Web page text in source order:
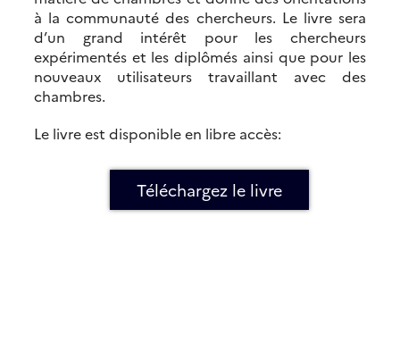
à la communauté des chercheurs. Le livre sera
d’un grand intérêt pour les chercheurs
expérimentés et les diplômés ainsi que pour les
nouveaux utilisateurs travaillant avec des
chambres.
Le livre est disponible en libre accès:
Téléchargez le livre